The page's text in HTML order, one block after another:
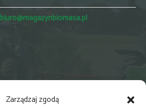
Zarządzaj zgodą
biuro@magazynbiomasa.pl